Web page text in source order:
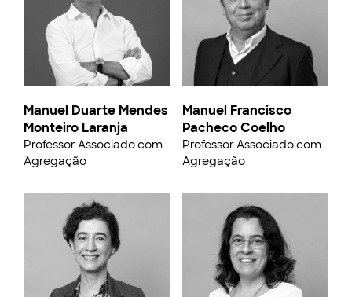
Manuel Duarte Mendes
Monteiro Laranja
Professor Associado com
Agregação
Manuel Francisco
Pacheco Coelho
Professor Associado com
Agregação